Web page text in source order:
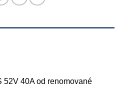
52V 40A od renomované